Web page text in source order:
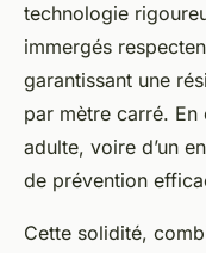
technologie
immergés
garantissant une
par mètre carré. En
adulte, voire d’un
de prévention
Cette solidité,